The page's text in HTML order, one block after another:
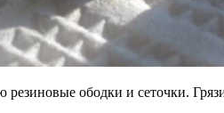
ободки и сеточки.